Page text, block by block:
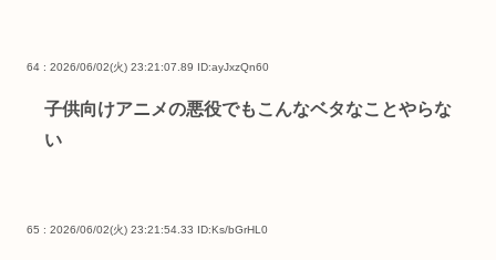
64 : 2026/06/02(火) 23:21:07.89 ID:ayJxzQn60
子供向けアニメの悪役でもこんなベタなことやらな
い
65 : 2026/06/02(火) 23:21:54.33 ID:Ks/bGrHL0